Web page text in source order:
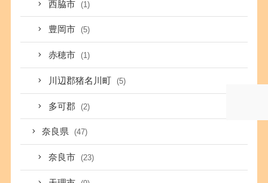
西脇市 (1)
豊岡市 (5)
赤穂市 (1)
川辺郡猪名川町 (5)
多可郡 (2)
奈良県 (47)
奈良市 (23)